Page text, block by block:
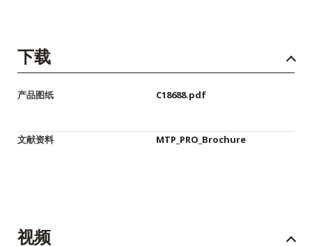
下载
产品图纸 C18688.pdf
文献资料 MTP_PRO_Brochure
视频